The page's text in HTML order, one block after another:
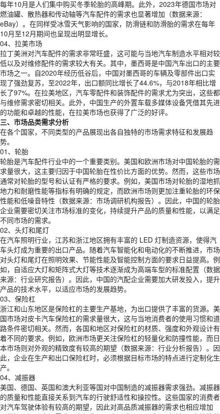
每年10月是人们集中购买冬季轮胎的高峰期。此外，2023年德国市场对
燃油罐、散热器和传动轴等汽车配件的需求也显著增加（数据来源：
eBay）。在同样受冰雪天气影响的国家，防滑链和防滑胎的需求在每年
10月至12月期间也呈现出明显增长。
04、拉美市场
拉丁美洲对汽车配件的需求非常旺盛，这可能与当地汽车制造水平相对较
低以及对维修配件的需求较大有关。其中，墨西哥是中国汽车出口的主要
市场之一。自2020年经历低谷后，中国对墨西哥的车辆及零部件出口实
现了强劲复苏，至2022年，出口额同比增长了44.6%，与2018年相比增
长了97%。在拉美地区，汽车零配件和装饰配件的需求尤为突出，这些都
与维修需求密切相关。此外，中国生产的外置车载多媒体设备凭借其先进
的功能和卓越的性能，在拉美市场也获得了广泛的好评。
三、市场品类需求分析
在各个国家，不同类型的产品展现出各自独特的市场需求特征和发展趋
势。
01、轮胎
轮胎是汽车配件行业中的一个重要类别。美国和欧洲市场对中国轮胎的需
求量很大，这主要归因于中国轮胎在性价比方面的优势。然而，这些市场
通常对轮胎的型号和认证有严格的要求。例如，美国市场对轮胎的湿地抓
地力和耐磨性能等指标有明确的规定，而欧洲市场则更加注重轮胎的环保
性能和低噪音特性（数据来源：市场调研机构报告）。因此，中国的轮胎
企业需要密切关注市场标准的变化，持续提升产品的质量和性能，以满足
不同市场的需求。
02、头灯和尾灯
在汽车照明行业，江苏和浙江地区拥有丰富的 LED 灯制造资源，使得汽
车头灯成为重要的出口产品。随着汽车智能化和电动化的不断推进，市场
对头灯和尾灯在照明效果、节能性能及智能控制方面的要求日益提高。例
如，自适应大灯和矩阵式大灯等技术逐渐成为高端车型的标准配置（数据
来源：行业研究报告）。因此，中国的汽配企业需要加大研发投入，提升
产品的技术水平，以适应市场的发展趋势。
03、保险杠
浙江和山东地区是保险杠的主要生产基地，为出口提供了丰富的货源。美
国市场对皮卡汽车保险杠的需求量很大，这与当地消费者的使用习惯和道
路条件密切相关。然而，各国和地区对保险杠的材质、强度和外观设计有
着不同的要求。例如，欧洲市场更关注保险杠的轻量化和防撞性能，而日
本市场则对外观的精致度有较高的期望（数据来源：行业分析报告）。因
此，企业在生产和出口保险杠时，必须根据目标市场的特点进行定制化生
产。
04、减振器
美国、德国、英国和澳大利亚等国对中国制造的减振器需求强劲。减振器
的质量和性能直接关系到汽车的行驶舒适性和操控性。这些国家的消费者
对汽车驾驶体验有较高的期望，因此对高品质减振器的需求也相应增加